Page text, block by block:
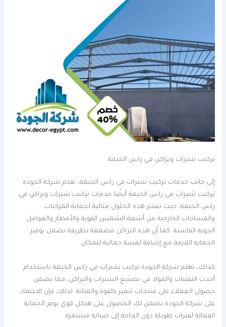
تركيب شبرات وبراكن في راس الخيمة
إلى جانب خدمات تركيب شبرات في راس الخيمة، تقدم شركة الجودة
تركيب شبرات في راس الخيمة أيضًا خدمات تركيب شبرات وبراكن في
راس الخيمة، حيث تعتبر هذه الحلول مثالية لحماية المركبات
والمساحات الخارجية من أشعة الشمس القوية والأمطار والعوامل
الجوية القاسية. كما أن هذه البراكن مصممة بطريقة تضمن توفير
الحماية اللازمة مع إضافة لمسة جمالية للمكان.
كذلك، تهتم شركة الجودة تركيب شبرات في راس الخيمة باستخدام
أحدث التقنيات والمواد في تصنيع الشبرات والبراكن، مما يضمن
حصول العملاء على منتجات تتميز بالقوة والمتانة. لذلك، فإن الاعتماد
على شركة الجودة يضمن لك الحصول على هيكل قوي يوفر الحماية
الفعالة لفترات طويلة دون الحاجة إلى صيانة مستمرة.